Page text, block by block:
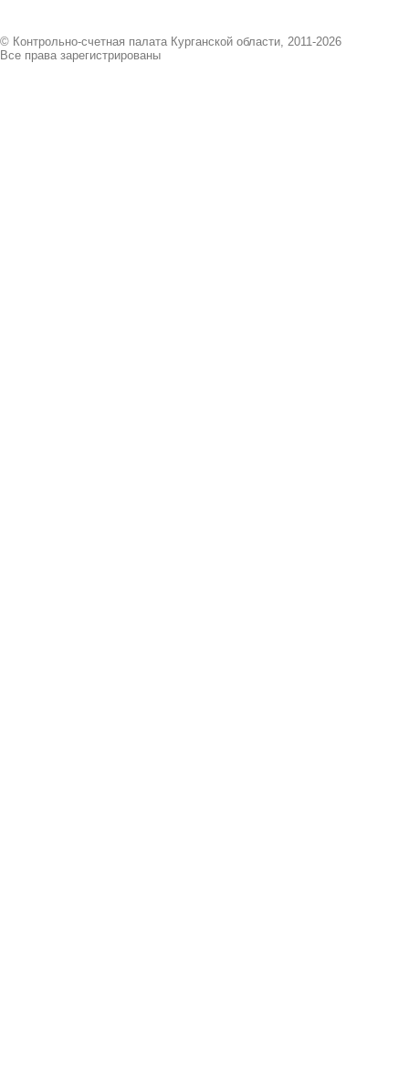
© Контрольно-счетная палата Курганской области, 2011-2026
Все права зарегистрированы